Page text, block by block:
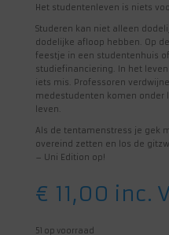
Het studentenleven is niets
Studeren kan niet alleen
dodelijke afloop hebben. Op
feestje in een studentenhuis
studiefinanciering. In het
iets mis. Professoren
medestudenten komen onder
leven.
Als de tentamenstress je gek
overeind zetten en los de
– Uni Edition op!
€ 11,00 inc.
51 op voorraad